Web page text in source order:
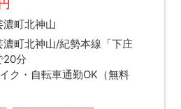
町北神山
濃町北神山/紀勢本線「下庄
20分
ク・自転車通勤OK（無料